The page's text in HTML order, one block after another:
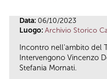
Data: 06/10/2023
Luogo: Archivio Storico
Incontro nell'ambito del
Intervengono Vincenzo
Stefania Mornati.